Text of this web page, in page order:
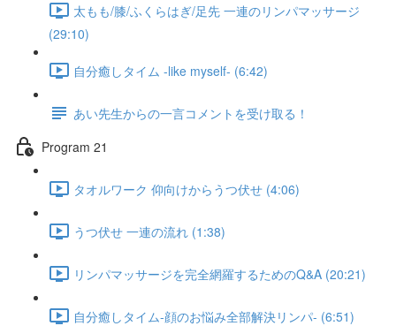
太もも/膝/ふくらはぎ/足先 一連のリンパマッサージ
(29:10)
自分癒しタイム -like myself- (6:42)
あい先生からの一言コメントを受け取る！
Program 21
タオルワーク 仰向けからうつ伏せ (4:06)
うつ伏せ 一連の流れ (1:38)
リンパマッサージを完全網羅するためのQ&A (20:21)
自分癒しタイム-顔のお悩み全部解決リンパ- (6:51)